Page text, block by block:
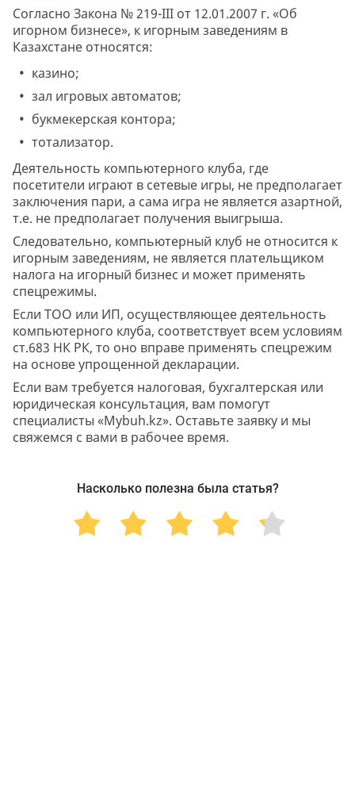
Согласно Закона № 219-III от 12.01.2007 г. «Об
игорном бизнесе», к игорным заведениям в
Казахстане относятся:
казино;
зал игровых автоматов;
букмекерская контора;
тотализатор.
Деятельность компьютерного клуба, где
посетители играют в сетевые игры, не предполагает
заключения пари, а сама игра не является азартной,
т.е. не предполагает получения выигрыша.
Следовательно, компьютерный клуб не относится к
игорным заведениям, не является плательщиком
налога на игорный бизнес и может применять
спецрежимы.
Если ТОО или ИП, осуществляющее деятельность
компьютерного клуба, соответствует всем условиям
ст.683 НК РК, то оно вправе применять спецрежим
на основе упрощенной декларации.
Если вам требуется налоговая, бухгалтерская или
юридическая консультация, вам помогут
специалисты «Mybuh.kz». Оставьте заявку и мы
свяжемся с вами в рабочее время.
Насколько полезна была статья?